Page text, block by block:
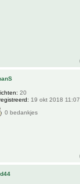
20
19 okt 2018 11:07
0 bedankjes